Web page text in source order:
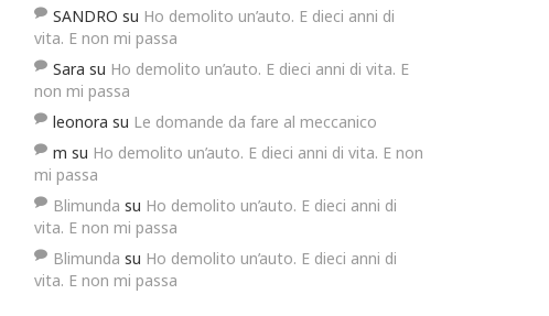
SANDRO su Ho demolito un’auto. E dieci anni di
vita. E non mi passa
Sara su Ho demolito un’auto. E dieci anni di vita. E
non mi passa
leonora su Le domande da fare al meccanico
m su Ho demolito un’auto. E dieci anni di vita. E non
mi passa
Blimunda su Ho demolito un’auto. E dieci anni di
vita. E non mi passa
Blimunda su Ho demolito un’auto. E dieci anni di
vita. E non mi passa